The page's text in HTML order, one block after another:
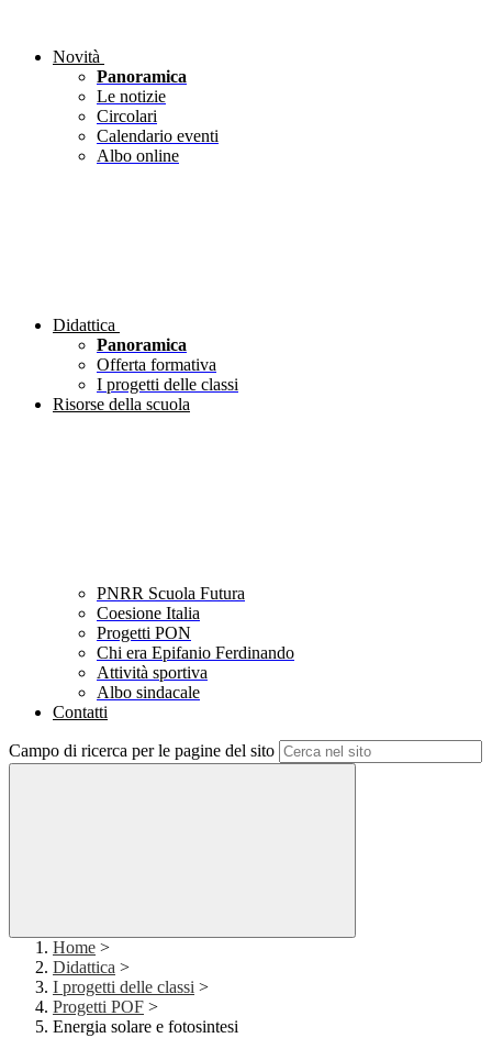
Novità
Panoramica
Le notizie
Circolari
Calendario eventi
Albo online
Didattica
Panoramica
Offerta formativa
I progetti delle classi
Risorse della scuola
PNRR Scuola Futura
Coesione Italia
Progetti PON
Chi era Epifanio Ferdinando
Attività sportiva
Albo sindacale
Contatti
Campo di ricerca per le pagine del sito
Home >
Didattica >
I progetti delle classi >
Progetti POF >
Energia solare e fotosintesi